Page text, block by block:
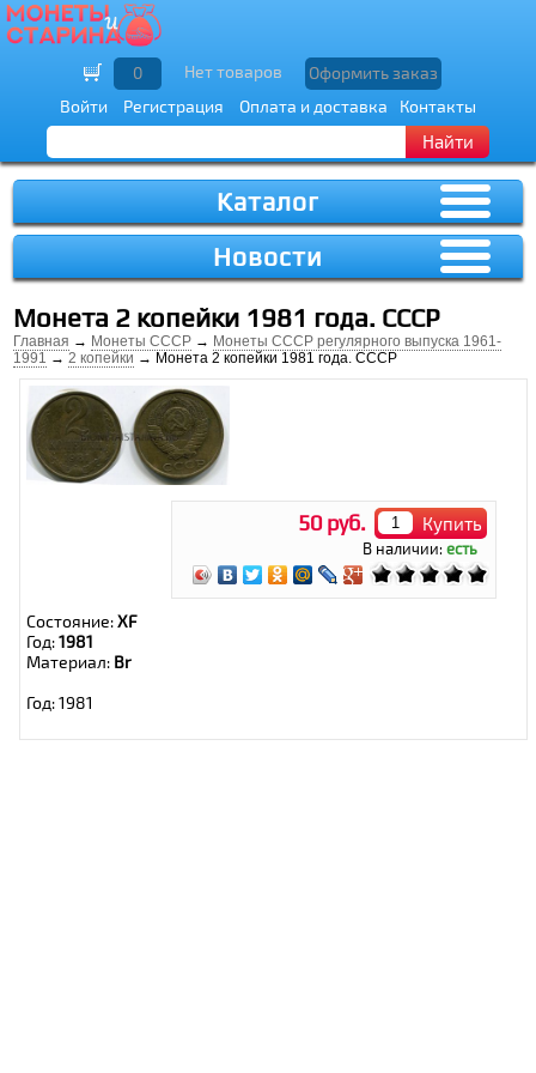
Войти Регистрация Оплата и доставка Контакты
Найти
0 Нет товаров Оформить заказ
Каталог
Новости
Монета 2 копейки 1981 года. СССР
Главная → Монеты СССР → Монеты СССР регулярного выпуска 1961-
1991 →2 копейки → Монета 2 копейки 1981 года. СССР
50 руб. Купить
В наличии:есть
Состояние:XF
Год:1981
Материал: Br
Год: 1981